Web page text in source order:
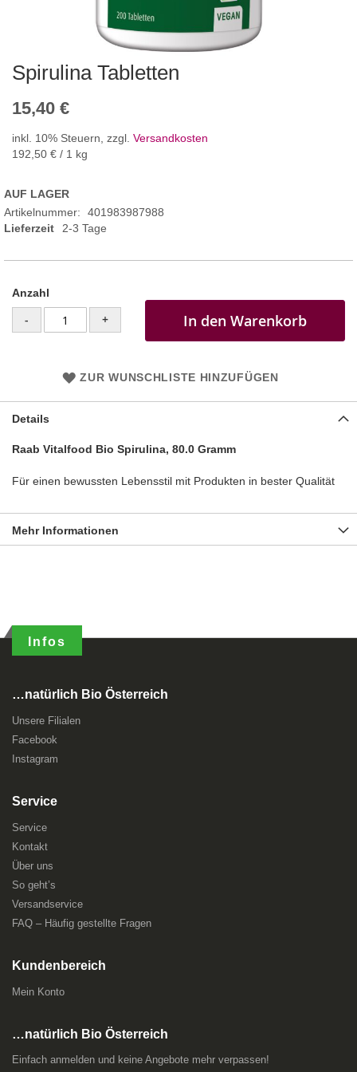
Spirulina Tabletten
15,40 €
inkl. 10% Steuern, zzgl. Versandkosten
192,50 € / 1 kg
AUF LAGER
Artikelnummer
401983987988
Lieferzeit
2-3 Tage
Anzahl
- + In den Warenkorb
ZUR WUNSCHLISTE HINZUFÜGEN
Details
Raab Vitalfood Bio Spirulina, 80.0 Gramm
Für einen bewussten Lebensstil mit Produkten in bester Qualität
Mehr Informationen
Infos
…natürlich Bio Österreich
Unsere Filialen
Facebook
Instagram
Service
Service
Kontakt
Über uns
So geht’s
Versandservice
FAQ – Häufig gestellte Fragen
Kundenbereich
Mein Konto
…natürlich Bio Österreich
Einfach anmelden und keine Angebote mehr verpassen!